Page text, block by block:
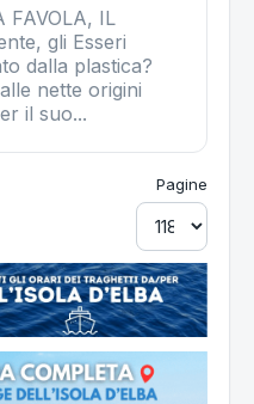
FAVOLA, IL
gli Esseri
dalla plastica?
nette origini
il suo...
Pagine